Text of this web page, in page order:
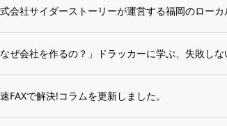
FAXで解決!コラムを更新しました。